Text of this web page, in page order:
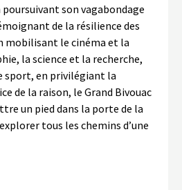
son vagabondage
de la résilience des
mobilisant le cinéma et la
la science et la recherche,
sport, en privilégiant la
de la raison, le Grand Bivouac
un pied dans la porte de la
tous les chemins d’une